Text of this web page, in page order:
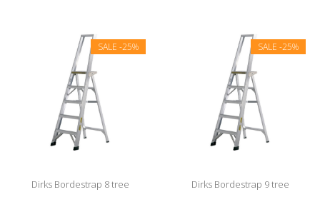
SALE -25%
Dirks Bordestrap 8 tree
SALE -25%
Dirks Bordestrap 9 tree